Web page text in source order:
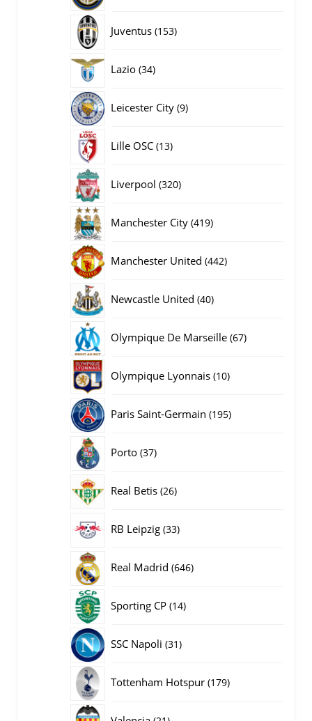
Juventus 153153
Lazio 3434
Leicester City 99
Lille OSC 1313
Liverpool 320320
Manchester City 419419
Manchester United 442442
Newcastle United 4040
Olympique De Marseille 6767
Olympique Lyonnais 1010
Paris Saint-Germain 195195
Porto 3737
Real Betis 2626
RB Leipzig 3333
Real Madrid 646646
Sporting CP 1414
SSC Napoli 3131
Tottenham Hotspur 179179